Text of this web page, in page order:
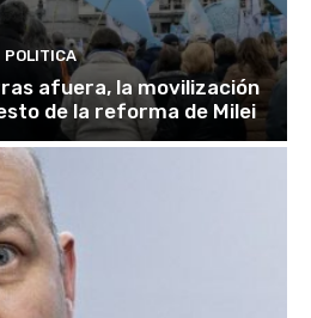
POLITICA
afuera, la movilización
de la reforma de Milei